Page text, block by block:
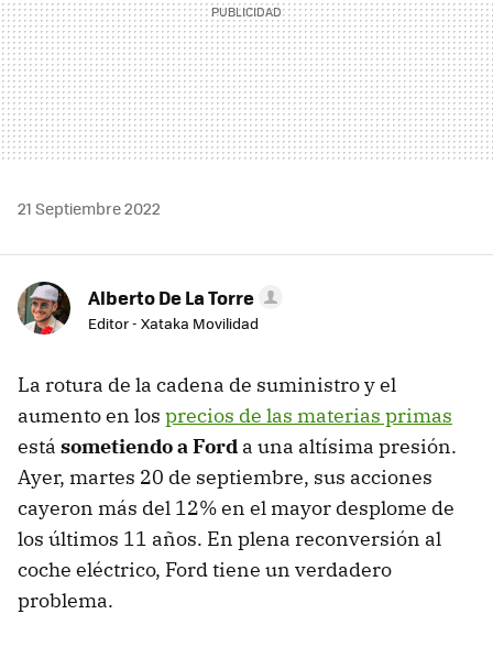
21 Septiembre 2022
Alberto De La Torre
Editor - Xataka Movilidad
La rotura de la cadena de suministro y el
aumento en los precios de las materias primas
está sometiendo a Ford a una altísima presión.
Ayer, martes 20 de septiembre, sus acciones
cayeron más del 12% en el mayor desplome de
los últimos 11 años. En plena reconversión al
coche eléctrico, Ford tiene un verdadero
problema.